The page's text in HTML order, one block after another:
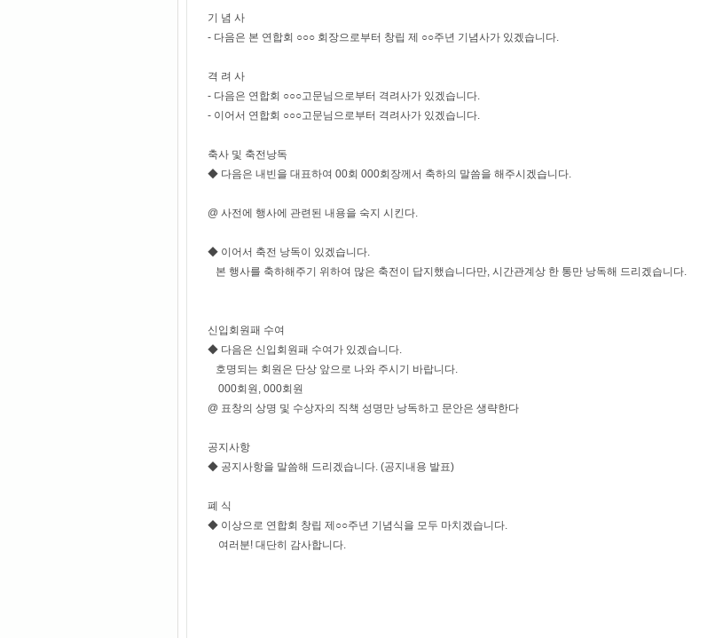
기 념 사
- 다음은 본 연합회 ○○○ 회장으로부터 창립 제 ○○주년 기념사가 있겠습니다.
격 려 사
- 다음은 연합회 ○○○고문님으로부터 격려사가 있겠습니다.
- 이어서 연합회 ○○○고문님으로부터 격려사가 있겠습니다.
축사 및 축전낭독
◆ 다음은 내빈을 대표하여 00회 000회장께서 축하의 말씀을 해주시겠습니다.
@ 사전에 행사에 관련된 내용을 숙지 시킨다.
◆ 이어서 축전 낭독이 있겠습니다.
본 행사를 축하해주기 위하여 많은 축전이 답지했습니다만, 시간관계상 한 통만 낭독해 드리겠습니다.
신입회원패 수여
◆ 다음은 신입회원패 수여가 있겠습니다.
호명되는 회원은 단상 앞으로 나와 주시기 바랍니다.
000회원, 000회원
@ 표창의 상명 및 수상자의 직책 성명만 낭독하고 문안은 생략한다
공지사항
◆ 공지사항을 말씀해 드리겠습니다. (공지내용 발표)
폐 식
◆ 이상으로 연합회 창립 제○○주년 기념식을 모두 마치겠습니다.
여러분! 대단히 감사합니다.